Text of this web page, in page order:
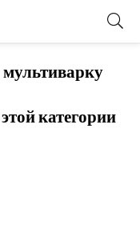
категории